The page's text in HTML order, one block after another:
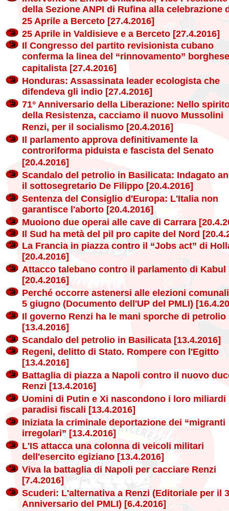
della Sezione ANPI di Rufina alla celebrazione
25 Aprile a Berceto [27.4.2016]
25 Aprile in Valdisieve e a Berceto [27.4.2016]
Il Congresso del partito revisionista cubano
conferma la linea del “rinnovamento”
capitalista [27.4.2016]
Honduras: Assassinata leader ecologista che
difendeva gli indio [27.4.2016]
71° Anniversario della Liberazione: Nello
della Resistenza, cacciamo il nuovo Mussolini
Renzi, per il socialismo [20.4.2016]
Il parlamento approva definitivamente la
controriforma piduista e fascista del Senato
[20.4.2016]
Scandalo del petrolio in Basilicata: Indagato
il sottosegretario De Filippo [20.4.2016]
Sentenza del Consiglio d'Europa: L'Italia non
garantisce l'aborto [20.4.2016]
Muoiono due operai alle cave di Carrara
Il Sud ha metà del pil pro capite del Nord
La Francia in piazza contro il “Jobs act” di
[20.4.2016]
Attacco talebano contro il parlamento di Kabul
[20.4.2016]
Perché occorre astenersi alle elezioni
5 giugno (Documento dell'UP del PMLI)
Il governo Renzi ha le mani sporche di petrolio
[13.4.2016]
Scandalo del petrolio in Basilicata [13.4.2016]
Regeni, delitto di Stato. Rompere con l'Egitto
[13.4.2016]
Battaglia di piazza a Napoli contro il nuovo
Renzi [13.4.2016]
Uomini di Putin e Xi nascondono i loro miliardi
paradisi fiscali [13.4.2016]
Iniziata la criminale deportazione dei “migranti
irregolari” [13.4.2016]
L'IS attacca una colonna di veicoli militari
dell'esercito egiziano [13.4.2016]
Viva la battaglia di Napoli per cacciare Renzi
[7.4.2016]
Scuderi: L'alternativa a Renzi (Editoriale per il
Anniversario del PMLI) [6.4.2016]